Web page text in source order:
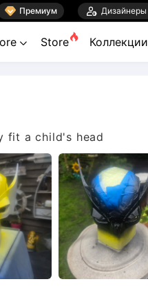
 Премиум  Дизайнеры
 Store Коллекции
fit a child's head